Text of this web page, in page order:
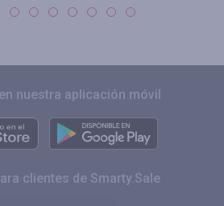
en nuestra aplicación móvil
clientes de Smarty.Sale